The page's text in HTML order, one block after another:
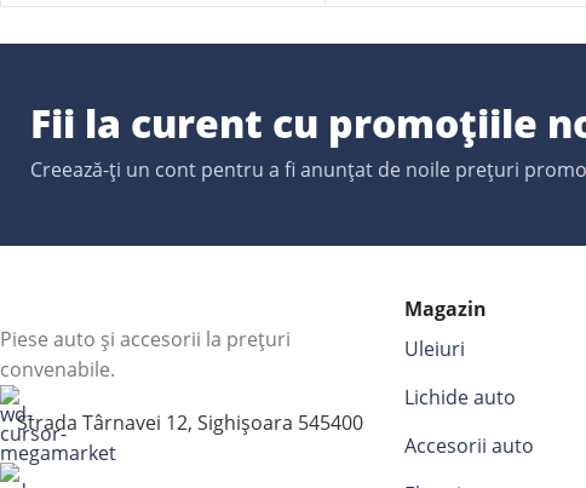
Fii la curent cu promoțiile
Creează-ți un cont pentru a fi anunțat de noile prețuri
Piese auto și accesorii la prețuri
convenabile.
Strada Târnavei 12, Sighișoara 545400
Magazin
Uleiuri
Lichide auto
Accesorii auto